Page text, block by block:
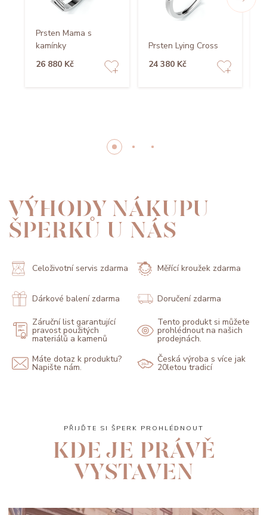
Prsten Mama s
kamínky
26 880 Kč
Prsten Lying Cross
24 380 Kč
VÝHODY NÁKUPU
ŠPERKŮ U NÁS
Celoživotní servis zdarma Měřící kroužek zdarma
Dárkové balení zdarma Doručení zdarma
Záruční list garantující
pravost použitých
materiálů a kamenů
Tento produkt si můžete
prohlédnout na našich
prodejnách.
Máte dotaz k produktu?
Napište nám.
Česká výroba s více jak
20letou tradicí
PŘIJĎTE SI ŠPERK PROHLÉDNOUT
KDE JE PRÁVĚ
VYSTAVEN